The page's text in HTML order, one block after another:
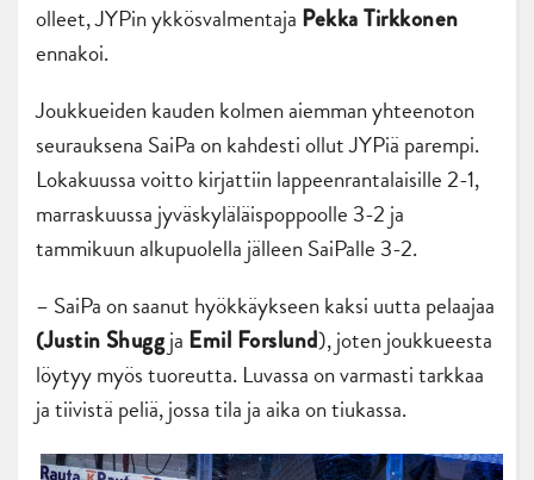
olleet, JYPin ykkösvalmentaja Pekka Tirkkonen
ennakoi.
Joukkueiden kauden kolmen aiemman yhteenoton
seurauksena SaiPa on kahdesti ollut JYPiä parempi.
Lokakuussa voitto kirjattiin lappeenrantalaisille 2-1,
marraskuussa jyväskyläläispoppoolle 3-2 ja
tammikuun alkupuolella jälleen SaiPalle 3-2.
– SaiPa on saanut hyökkäykseen kaksi uutta pelaajaa
(Justin Shuggja Emil Forslund), joten joukkueesta
löytyy myös tuoreutta. Luvassa on varmasti tarkkaa
ja tiivistä peliä, jossa tila ja aika on tiukassa.